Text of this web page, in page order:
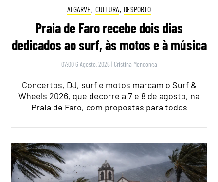
ALGARVE, CULTURA, DESPORTO
Praia de Faro recebe dois dias
dedicados ao surf, às motos e à música
07:00 6 Agosto, 2026 | Cristina Mendonça
Concertos, DJ, surf e motos marcam o Surf &
Wheels 2026, que decorre a 7 e 8 de agosto, na
Praia de Faro, com propostas para todos